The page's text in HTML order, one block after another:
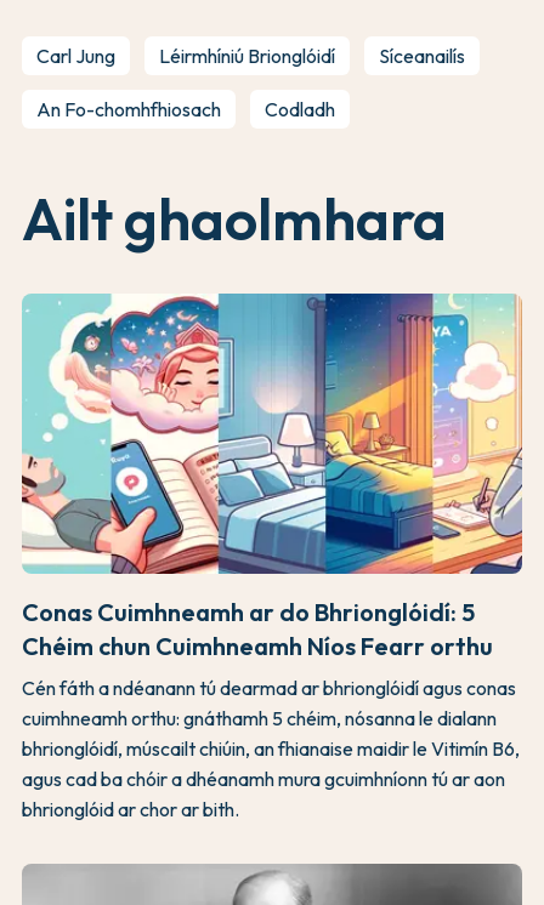
Carl Jung Léirmhíniú Brionglóidí Síceanailís
An Fo-chomhfhiosach Codladh
Ailt ghaolmhara
Conas Cuimhneamh ar do Bhrionglóidí: 5
Chéim chun Cuimhneamh Níos Fearr orthu
Cén fáth a ndéanann tú dearmad ar bhrionglóidí agus conas
cuimhneamh orthu: gnáthamh 5 chéim, nósanna le dialann
bhrionglóidí, múscailt chiúin, an fhianaise maidir le Vitimín B6,
agus cad ba chóir a dhéanamh mura gcuimhníonn tú ar aon
bhrionglóid ar chor ar bith.